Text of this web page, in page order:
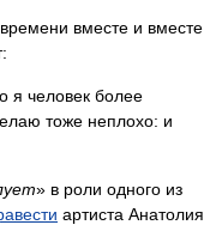
вместе и вместе
я человек более
тоже неплохо: и
» в роли одного из
артиста Анатолия